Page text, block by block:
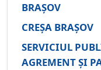
BRAȘOV
CREȘA BRAȘOV
SERVICIUL
AGREMENT ȘI